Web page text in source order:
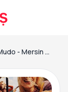
Mudo - Mersin Yat Limanı Marina-Mağaza Satış Danışmanı